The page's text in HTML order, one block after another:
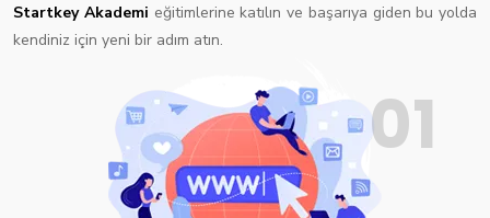
Startkey Akademi eğitimlerine katılın ve başarıya giden bu yolda
kendiniz için yeni bir adım atın.
01